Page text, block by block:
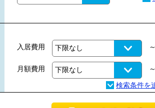
入居費用
月額費用